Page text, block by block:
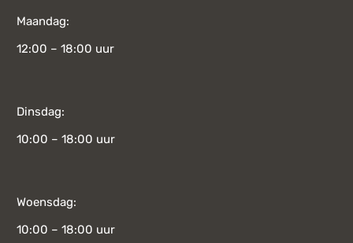
Maandag:
12:00 – 18:00 uur
Dinsdag:
10:00 – 18:00 uur
Woensdag:
10:00 – 18:00 uur